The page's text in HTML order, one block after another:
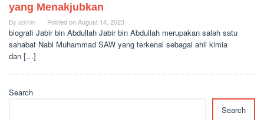
yang Menakjubkan
By admin Posted onAugust 14, 2023
biografi Jabir bin Abdullah Jabir bin Abdullah merupakan salah satu
sahabat Nabi Muhammad SAW yang terkenal sebagai ahli kimia
dan […]
Search
Search